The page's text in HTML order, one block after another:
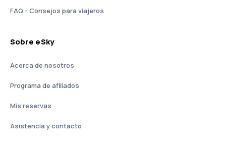
FAQ - Consejos para viajeros
Sobre eSky
Acerca de nosotros
Programa de afiliados
Mis reservas
Asistencia y contacto